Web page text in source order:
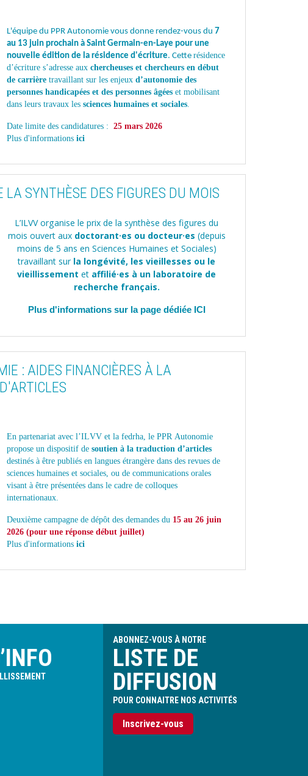
L'équipe du PPR Autonomie vous donne rendez-vous du 7
au 13 juin prochain à Saint Germain-en-Laye pour une
nouvelle édition de la résidence d'écriture. Cette résidence
d’écriture s’adresse aux chercheuses et chercheurs en début
de carrière travaillant sur les enjeux d’autonomie des
personnes handicapées et des personnes âgées et mobilisant
dans leurs travaux les sciences humaines et sociales
Date limite des candidatures : 25 mars 2026
Plus d'informations ici
LA SYNTHÈSE DES FIGURES DU MOIS
L’ILVV organise le prix de la synthèse des figures du
mois ouvert aux doctorant·es ou docteur·es (depuis
moins de 5 ans en Sciences Humaines et Sociales)
travaillant sur la longévité, les vieillesses ou le
vieillissement et affilié·es à un laboratoire de
recherche français.
Plus d'informations sur la page dédiée ICI
: AIDES FINANCIÈRES À LA
En partenariat avec l’ILVV et la fedrha, le PPR Autonomie
propose un dispositif de soutien à la traduction d’articles
destinés à être publiés en langues étrangère dans des revues de
sciences humaines et sociales, ou de communications orales
visant à être présentées dans le cadre de colloques
internationaux.
Deuxième campagne de dépôt des demandes du 15 au 26 juin
2026 (pour une réponse début juillet)
Plus d'informations ici
ABONNEZ-VOUS À NOTRE
LISTE DE
DIFFUSION
POUR CONNAITRE NOS ACTIVITÉS
Inscrivez-vous